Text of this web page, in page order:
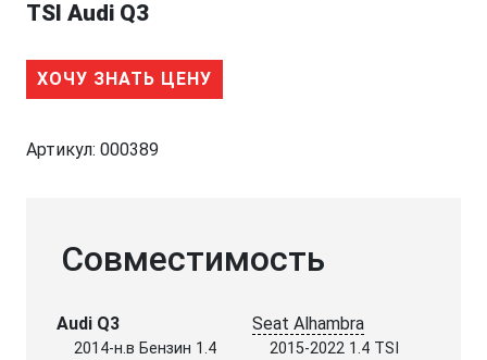
TSI Audi Q3
ХОЧУ ЗНАТЬ ЦЕНУ
Артикул: 000389
Совместимость
Audi Q3
2014-н.в Бензин 1.4
Seat Alhambra
2015-2022 1.4 TSI